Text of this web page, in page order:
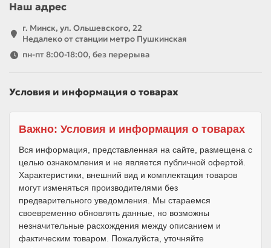
Наш адрес
г. Минск, ул. Ольшевского, 22
Недалеко от станции метро Пушкинская
пн-пт 8:00-18:00, без перерыва
Условия и информация о товарах
Важно: Условия и информация о товарах
Вся информация, представленная на сайте, размещена с
целью ознакомления и не является публичной офертой.
Характеристики, внешний вид и комплектация товаров
могут изменяться производителями без
предварительного уведомления. Мы стараемся
своевременно обновлять данные, но возможны
незначительные расхождения между описанием и
фактическим товаром. Пожалуйста, уточняйте